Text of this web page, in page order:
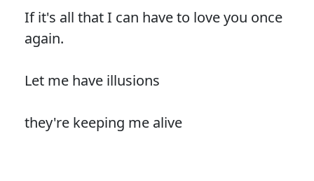
If it's all that I can have to love you once
again.
Let me have illusions
they're keeping me alive